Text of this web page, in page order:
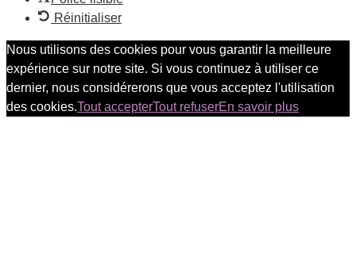
Réinitialiser
Nous utilisons des cookies pour vous garantir la meilleure
expérience sur notre site. Si vous continuez à utiliser ce
dernier, nous considérerons que vous acceptez l'utilisation
des cookies.Tout accepterTout refuserEn savoir plus